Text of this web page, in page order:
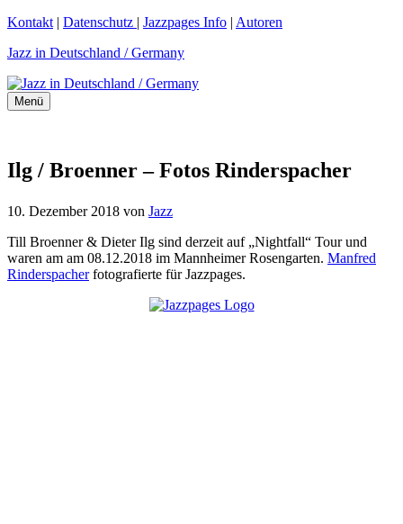
Zum
springen
Kontakt | Datenschutz | Jazzpages Info | Autoren
Jazz in Deutschland / Germany
Menü
Ilg / Broenner – Fotos Rinderspacher
10. Dezember 2018 von Jazz
Till Broenner & Dieter Ilg sind derzeit auf „Nightfall“ Tour und
waren am am 08.12.2018 im Mannheimer Rosengarten. Manfred
Rinderspacherfotografierte für Jazzpages.